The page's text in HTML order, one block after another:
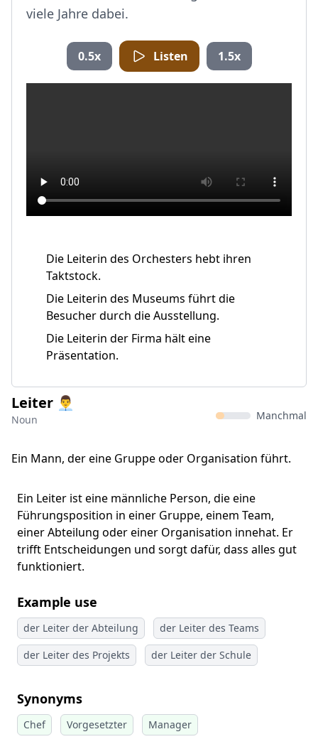
viele Jahre dabei.
0.5x Listen 1.5x
Die Leiterin des Orchesters hebt ihren
Taktstock.
Die Leiterin des Museums führt die
Besucher durch die Ausstellung.
Die Leiterin der Firma hält eine
Präsentation.
Leiter 👨‍💼
Noun Manchmal
Ein Mann, der eine Gruppe oder Organisation führt.
Ein Leiter ist eine männliche Person, die eine
Führungsposition in einer Gruppe, einem Team,
einer Abteilung oder einer Organisation innehat. Er
trifft Entscheidungen und sorgt dafür, dass alles gut
funktioniert.
Example use
der Leiter der Abteilung
der Leiter des Teams
der Leiter des Projekts
der Leiter der Schule
Synonyms
Chef Vorgesetzter Manager